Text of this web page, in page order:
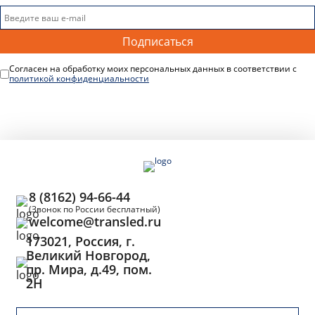
Подписаться
Согласен на обработку моих персональных данных в соответствии с
политикой конфиденциальности
8 (8162) 94-66-44
(Звонок по России бесплатный)
welcome@transled.ru
173021, Россия, г.
Великий Новгород,
пр. Мира, д.49, пом.
2Н